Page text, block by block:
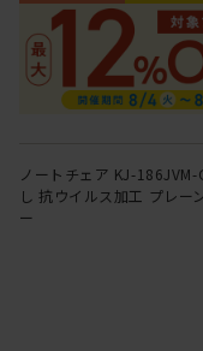
ノートチェア KJ-
し 抗ウイルス加工 プレー
ー